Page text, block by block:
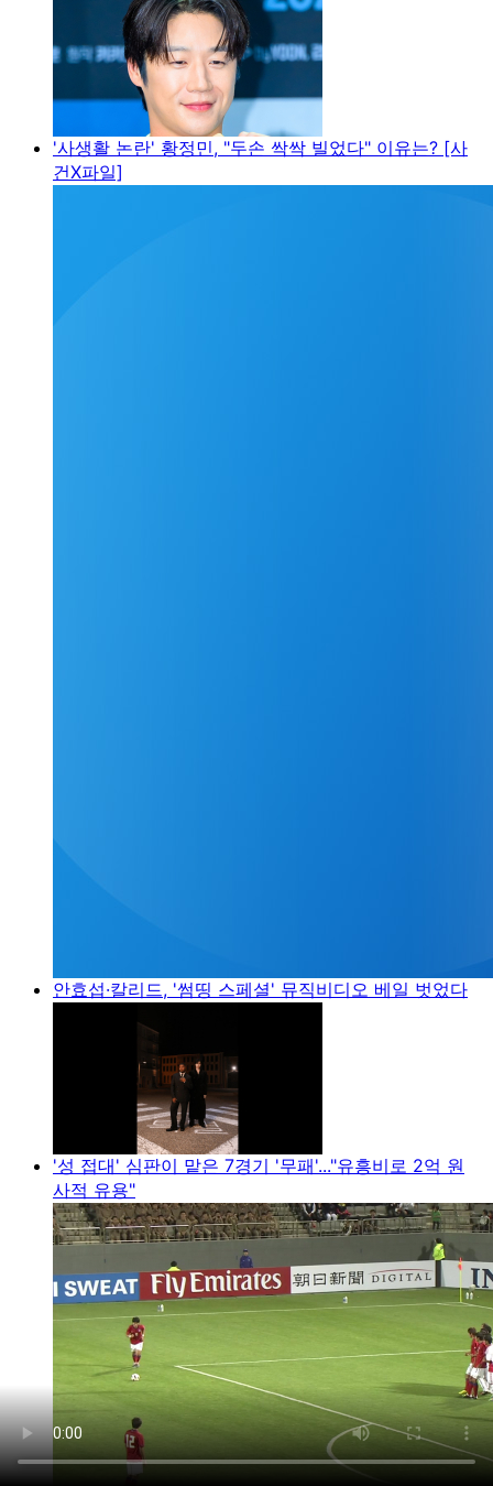
'사생활 논란' 황정민, "두손 싹싹 빌었다" 이유는? [사
건X파일]
안효섭·칼리드, '썸띵 스페셜' 뮤직비디오 베일 벗었다
'성 접대' 심판이 맡은 7경기 '무패'..."유흥비로 2억 원
사적 유용"